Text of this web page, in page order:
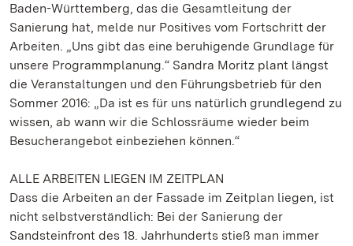
Baden-Württemberg, das die Gesamtleitung der
Sanierung hat, melde nur Positives vom Fortschritt der
Arbeiten. „Uns gibt das eine beruhigende Grundlage für
unsere Programmplanung.“ Sandra Moritz plant längst
die Veranstaltungen und den Führungsbetrieb für den
Sommer 2016: „Da ist es für uns natürlich grundlegend zu
wissen, ab wann wir die Schlossräume wieder beim
Besucherangebot einbeziehen können.“
ALLE ARBEITEN LIEGEN IM ZEITPLAN
Dass die Arbeiten an der Fassade im Zeitplan liegen, ist
nicht selbstverständlich: Bei der Sanierung der
Sandsteinfront des 18. Jahrhunderts stieß man immer